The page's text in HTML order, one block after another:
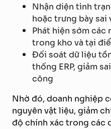
Nhận diện tình
hoặc trưng bày
Phát hiện sớm
trong kho và tại
Đối soát dữ liệu
thống ERP, giảm
công
Nhờ đó, doanh nghiệp
nguyên vật liệu, giảm
độ chính xác trong các